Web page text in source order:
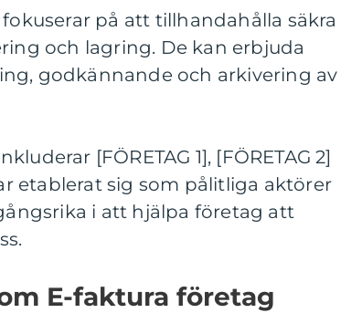
på att tillhandahålla säkra
och lagring. De kan erbjuda
godkännande och arkivering av
[FÖRETAG 1], [FÖRETAG 2]
etablerat sig som pålitliga aktörer
i att hjälpa företag att
E-faktura företag